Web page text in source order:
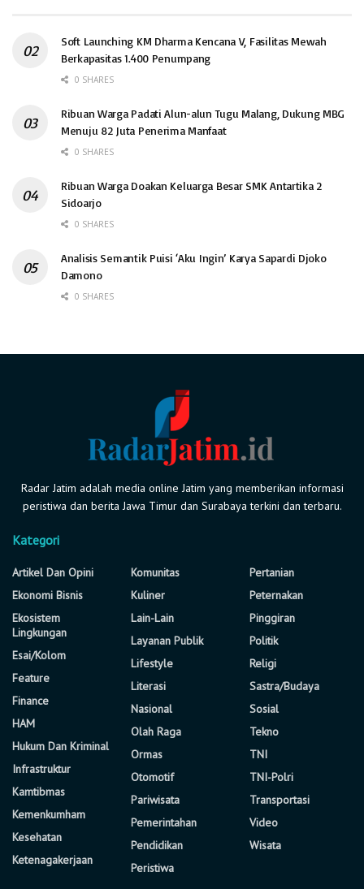
Soft Launching KM Dharma Kencana V, Fasilitas Mewah
Berkapasitas 1.400 Penumpang
0 SHARES
Ribuan Warga Padati Alun-alun Tugu Malang, Dukung MBG
Menuju 82 Juta Penerima Manfaat
0 SHARES
Ribuan Warga Doakan Keluarga Besar SMK Antartika 2
Sidoarjo
0 SHARES
Analisis Semantik Puisi ‘Aku Ingin’ Karya Sapardi Djoko
Damono
0 SHARES
Radar Jatim adalah media online Jatim yang memberikan informasi
peristiwa dan berita Jawa Timur dan Surabaya terkini dan terbaru.
Kategori
Artikel Dan Opini
Ekonomi Bisnis
Ekosistem
Lingkungan
Esai/Kolom
Feature
Finance
HAM
Hukum Dan Kriminal
Infrastruktur
Kamtibmas
Kemenkumham
Kesehatan
Ketenagakerjaan
Komunitas
Kuliner
Lain-Lain
Layanan Publik
Lifestyle
Literasi
Nasional
Olah Raga
Ormas
Otomotif
Pariwisata
Pemerintahan
Pendidikan
Peristiwa
Pertanian
Peternakan
Pinggiran
Politik
Religi
Sastra/Budaya
Sosial
Tekno
TNI
TNI-Polri
Transportasi
Video
Wisata